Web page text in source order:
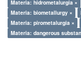
Materia: hidrometalurgia ×
Materia: biometallurgy ×
Materia: pirometalurgia ×
Materia: dangerous